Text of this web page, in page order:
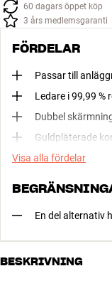
60 dagars öppet köp
3 års medlemsgaranti
FÖRDELAR
Passar till
Ledare i 99,99 %
Dubbel
Guldpläterade
Visa alla fördelar
En del alternativ
BESKRIVNING